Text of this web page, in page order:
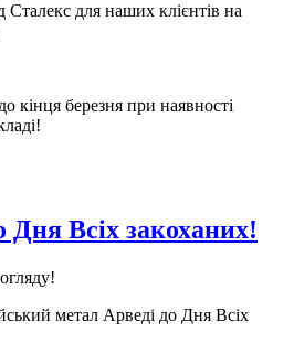
Сталекс для наших клієнтів на
кінця березня при наявності
Дня Всіх закоханих!
метал Арведі до Дня Всіх